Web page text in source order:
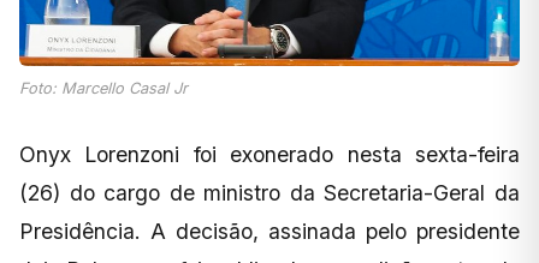
Foto: Marcello Casal Jr
Onyx Lorenzoni foi exonerado nesta sexta-feira
(26) do cargo de ministro da Secretaria-Geral da
Presidência. A decisão, assinada pelo presidente